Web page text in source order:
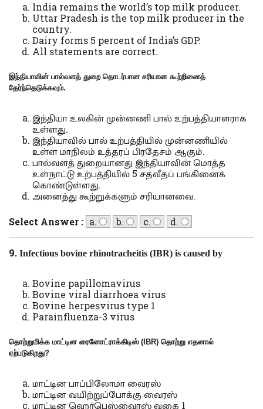
India remains the world’s top milk producer.
Uttar Pradesh is the top milk producer in the
country.
Dairy forms 5 percent of India’s GDP.
All statements are correct.
இந்தியாவின் பால்வளத் துறை தொடர்பான சரியான கூற்றினைத்
தேர்ந்தெடுக்கவும்.
இந்தியா உலகின் முன்னணி பால் உற்பத்தியாளராக
உள்ளது.
இந்தியாவில் பால் உற்பத்தியில் முன்னணியில்
உள்ள மாநிலம் உத்தரப் பிரதேசம் ஆகும்.
பால்வளத் துறையானது இந்தியாவின் மொத்த
உள்நாட்டு உற்பத்தியில் 5 சதவீதப் பங்கினைக்
கொண்டுள்ளது.
அனைத்து கூற்றுக்களும் சரியானவை.
Select Answer : a. b. c. d.
9.Infectious bovine rhinotracheitis (IBR) is caused by
Bovine papillomavirus
Bovine viral diarrhoea virus
Bovine herpesvirus type 1
Parainfluenza-3 virus
தொற்றுமிக்க மாட்டின ரைனோட்ராக்கிடிஸ் ( IBR)தொற்று எதனால்
ஏற்படுகிறது?
மாட்டின பாப்பிலோமா வைரஸ்
மாட்டின வயிற்றுப்போக்கு வைரஸ்
மாட்டின ஹெர்பெஸ்வைரஸ் வகை 1